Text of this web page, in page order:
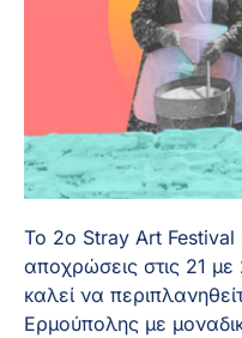
To 2o Stray Art Festival
αποχρώσεις στις 21
καλεί να
Ερμούπολης με